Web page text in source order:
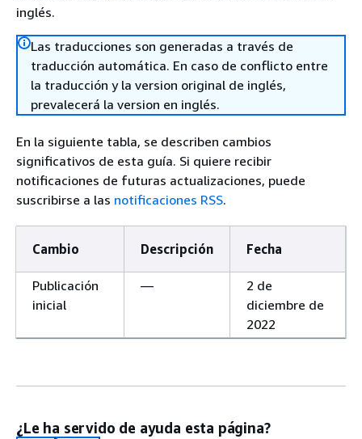
inglés.
Las traducciones son generadas a través de
traducción automática. En caso de conflicto entre
la traducción y la version original de inglés,
prevalecerá la version en inglés.
En la siguiente tabla, se describen cambios
significativos de esta guía. Si quiere recibir
notificaciones de futuras actualizaciones, puede
suscribirse a las notificaciones RSS.
Cambio Descripción Fecha
Publicación
inicial
—
2 de
diciembre de
2022
¿Le ha servido de ayuda esta página?